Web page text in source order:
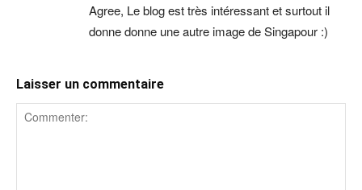
Agree, Le blog est très intéressant et surtout il
donne donne une autre image de Singapour :)
Laisser un commentaire